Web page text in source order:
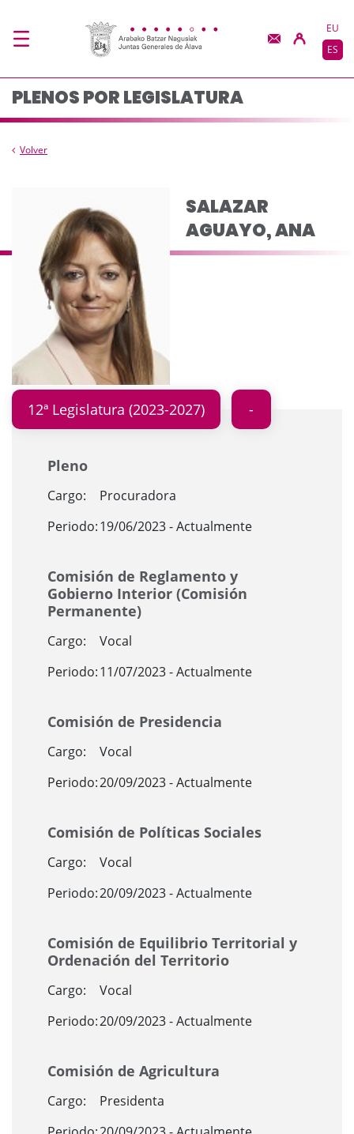
Composición del
EU
ES
PLENOS POR LEGISLATURA
Volver
SALAZAR
AGUAYO, ANA
12ª Legislatura (2023-2027)
Pleno
Cargo:
Procuradora
Periodo:19/06/2023 - Actualmente
Comisión de Reglamento y
Gobierno Interior (Comisión
Permanente)
Cargo:
Vocal
Periodo:11/07/2023 - Actualmente
Comisión de Presidencia
Cargo:
Vocal
Periodo:20/09/2023 - Actualmente
Comisión de Políticas Sociales
Cargo:
Vocal
Periodo:20/09/2023 - Actualmente
Comisión de Equilibrio Territorial y
Ordenación del Territorio
Cargo:
Vocal
Periodo:20/09/2023 - Actualmente
Comisión de Agricultura
Cargo:
Presidenta